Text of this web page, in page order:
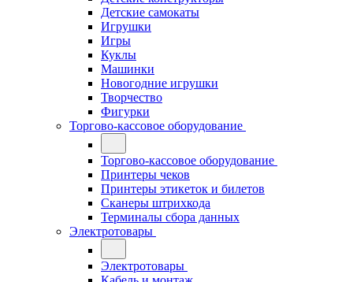
Детские самокаты
Игрушки
Игры
Куклы
Машинки
Новогодние игрушки
Творчество
Фигурки
Торгово-кассовое оборудование
Торгово-кассовое оборудование
Принтеры чеков
Принтеры этикеток и билетов
Сканеры штрихкода
Терминалы сбора данных
Электротовары
Электротовары